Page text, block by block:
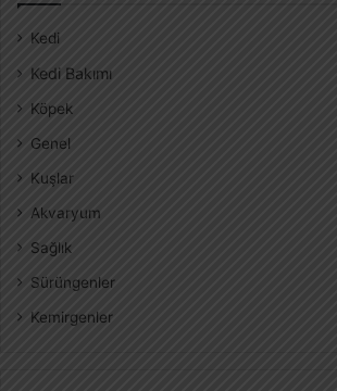
Kedi
Kedi Bakımı
Köpek
Genel
Kuşlar
Akvaryum
Sağlık
Sürüngenler
Kemirgenler